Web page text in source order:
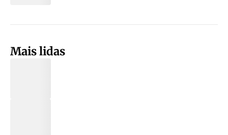
Mais lidas